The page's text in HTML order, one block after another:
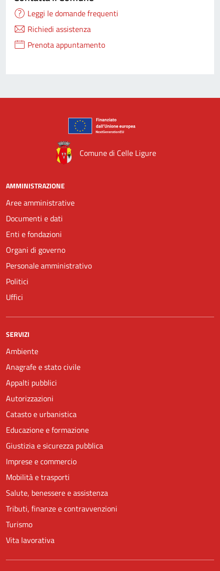
Leggi le domande frequenti
Richiedi assistenza
Prenota appuntamento
Comune di Celle Ligure
AMMINISTRAZIONE
Aree amministrative
Documenti e dati
Enti e fondazioni
Organi di governo
Personale amministrativo
Politici
Uffici
SERVIZI
Ambiente
Anagrafe e stato civile
Appalti pubblici
Autorizzazioni
Catasto e urbanistica
Educazione e formazione
Giustizia e sicurezza pubblica
Imprese e commercio
Mobilità e trasporti
Salute, benessere e assistenza
Tributi, finanze e contravvenzioni
Turismo
Vita lavorativa